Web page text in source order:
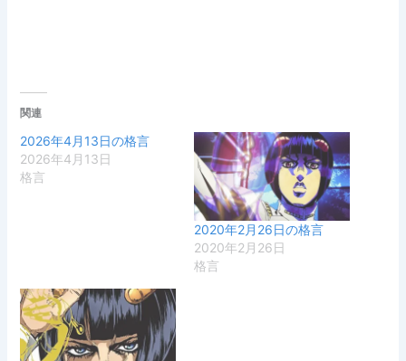
関連
2026年4月13日の格言
2026年4月13日
格言
2020年2月26日の格言
2020年2月26日
格言